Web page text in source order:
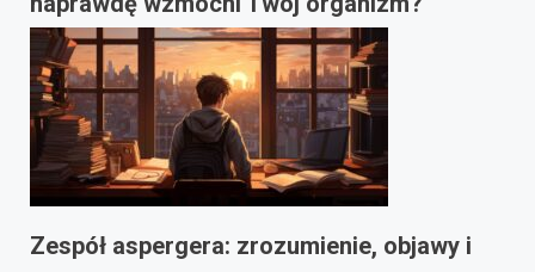
Zespół aspergera: zrozumienie, objawy i